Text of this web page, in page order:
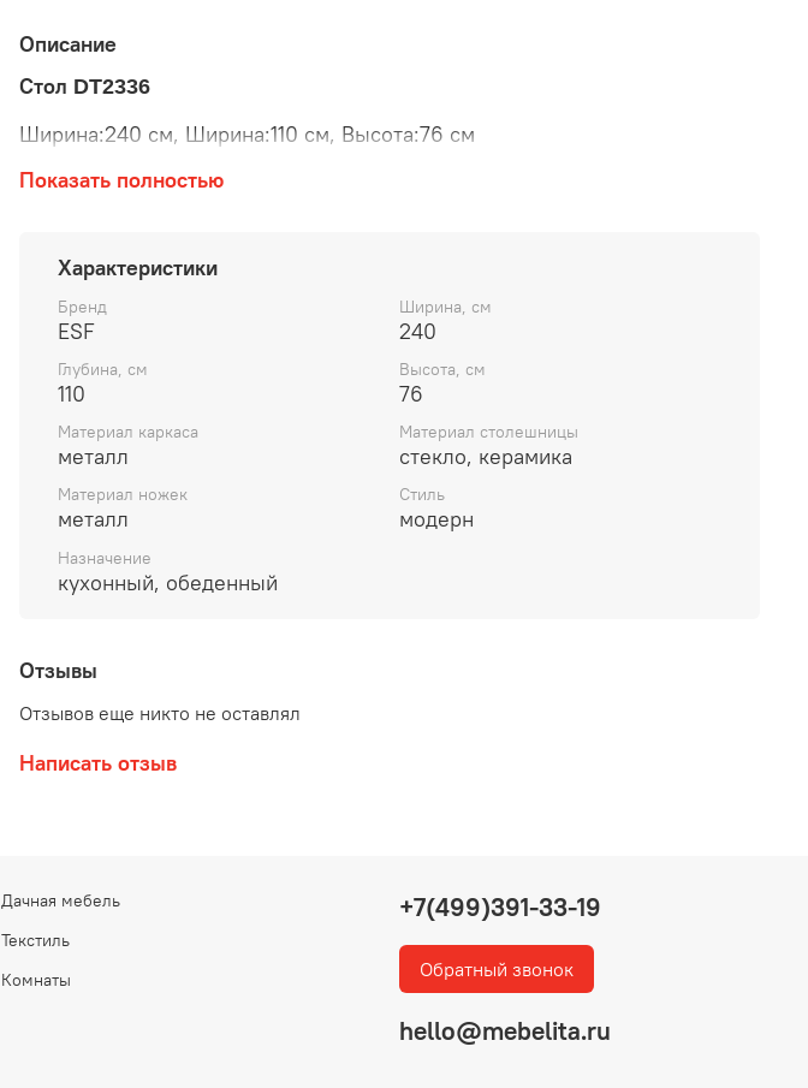
Описание
Стол DT2336
Ширина:240 см, Ширина:110 см, Высота:76 см
Столешница: керамика 6мм на стекле 8мм
Цвет белая керамика/орех
Показать полностью
Характеристики
Бренд
ESF
Ширина, см
240
Глубина, см
110
Высота, см
76
Материал каркаса
металл
Материал столешницы
стекло, керамика
Материал ножек
металл
Стиль
модерн
Назначение
кухонный, обеденный
Отзывы
Отзывов еще никто не оставлял
Написать отзыв
Дачная мебель
Текстиль
Комнаты
+7(499)391-33-19
Обратный звонок
hello@mebelita.ru